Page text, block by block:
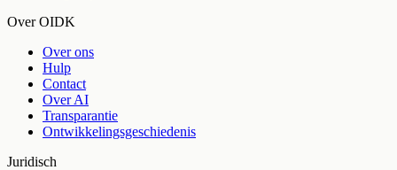
Over OIDK
Over ons
Hulp
Contact
Over AI
Transparantie
Ontwikkelingsgeschiedenis
Juridisch